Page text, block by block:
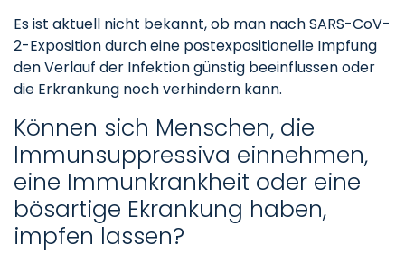
Es ist aktuell nicht bekannt, ob man nach SARS-CoV-
2-Exposition durch eine postexpositionelle Impfung
den Verlauf der Infektion günstig beeinflussen oder
die Erkrankung noch verhindern kann.
Können sich Menschen, die
Immunsuppressiva einnehmen,
eine Immunkrankheit oder eine
bösartige Ekrankung haben,
impfen lassen?